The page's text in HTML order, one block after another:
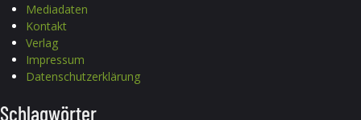
Mediadaten
Kontakt
Verlag
Impressum
Datenschutzerklärung
Schlagwörter